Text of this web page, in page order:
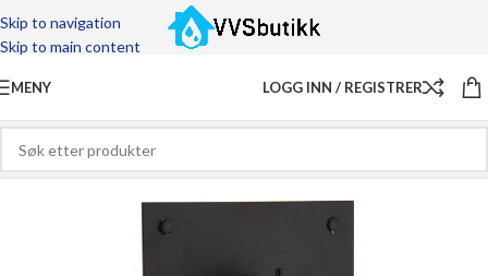
Skip to navigation
Skip to main content
MENY LOGG INN / REGISTRER